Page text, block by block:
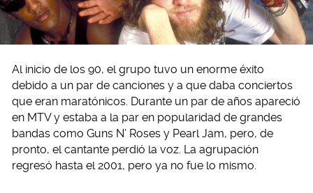
Al inicio de los 90, el grupo tuvo un enorme éxito
debido a un par de canciones y a que daba conciertos
que eran maratónicos. Durante un par de años apareció
en MTV y estaba a la par en popularidad de grandes
bandas como Guns N’ Roses y Pearl Jam, pero, de
pronto, el cantante perdió la voz. La agrupación
regresó hasta el 2001, pero ya no fue lo mismo.